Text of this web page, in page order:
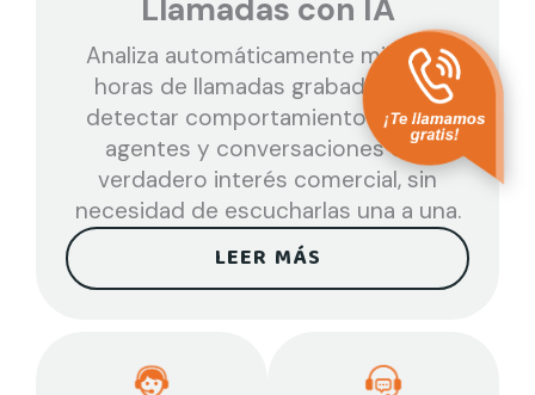
Llamadas con IA
Analiza automáticamente miles de
horas de llamadas grabadas para
detectar comportamientos de los
agentes y conversaciones con
verdadero interés comercial, sin
necesidad de escucharlas una a una.
LEER MÁS